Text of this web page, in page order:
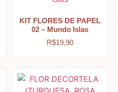
e Shaker Box
KIT FLORES DE PAPEL
02 – Mundo Islas
R$19,90